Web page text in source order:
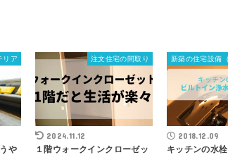
リア
や
注文住宅の間取り
2024.11.12
１階ウォークインクローゼッ
新築の住宅設備
2018.12.09
キッチンの水